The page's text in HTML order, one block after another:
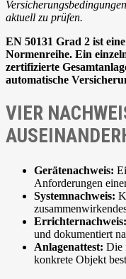
aktuell zu prüfen.
EN 50131 Grad 2 ist
Normenreihe. Ein
zertifizierte
automatische
VIER
Gerätenachweis:
Anforderungen
Systemnachweis:
Errichternachweis:
und dokumentiert
Anlagenattest: Die
konkrete Objekt